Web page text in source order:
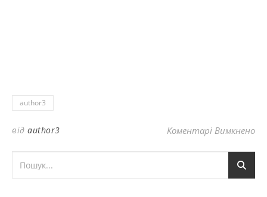
author3
від author3 Коментарі Вимкненодо